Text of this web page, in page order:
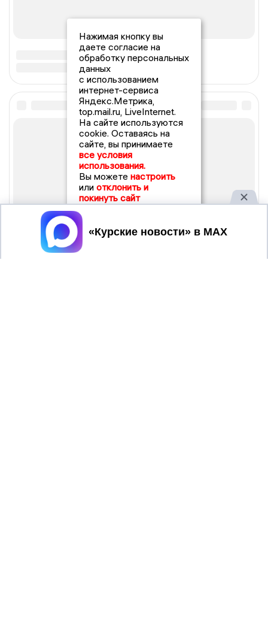
Нажимая кнопку вы
даете согласие на
обработку персональных
данных
с использованием
интернет-сервиса
Яндекс.Метрика,
top.mail.ru, LiveInternet.
На сайте используются
cookie. Оставаясь на
сайте, вы принимаете
все условия
использования.
Вы можете настроить
или отклонить и
покинуть сайт
Принять